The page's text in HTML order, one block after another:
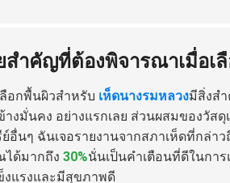
สำคัญที่ต้องพิจารณาเมื่อเ
อกพื้นผิวสำหรับ เห็ดนางรมหลวงมีสิ่งส
งมั่นคง อย่างแรกเลย ส่วนผสมของวัส
อื่นๆ ฉันเจอรายงานจากสภาเห็ดที่กล่า
ด้มากถึง 30%นั่นเป็นคำเตือนที่ดีในกา
งแรงและมีสุขภาพดี